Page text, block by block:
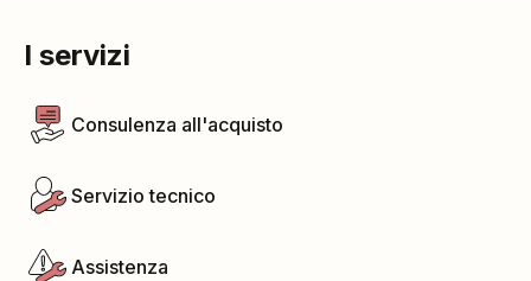
I servizi
Consulenza all'acquisto
Servizio tecnico
Assistenza